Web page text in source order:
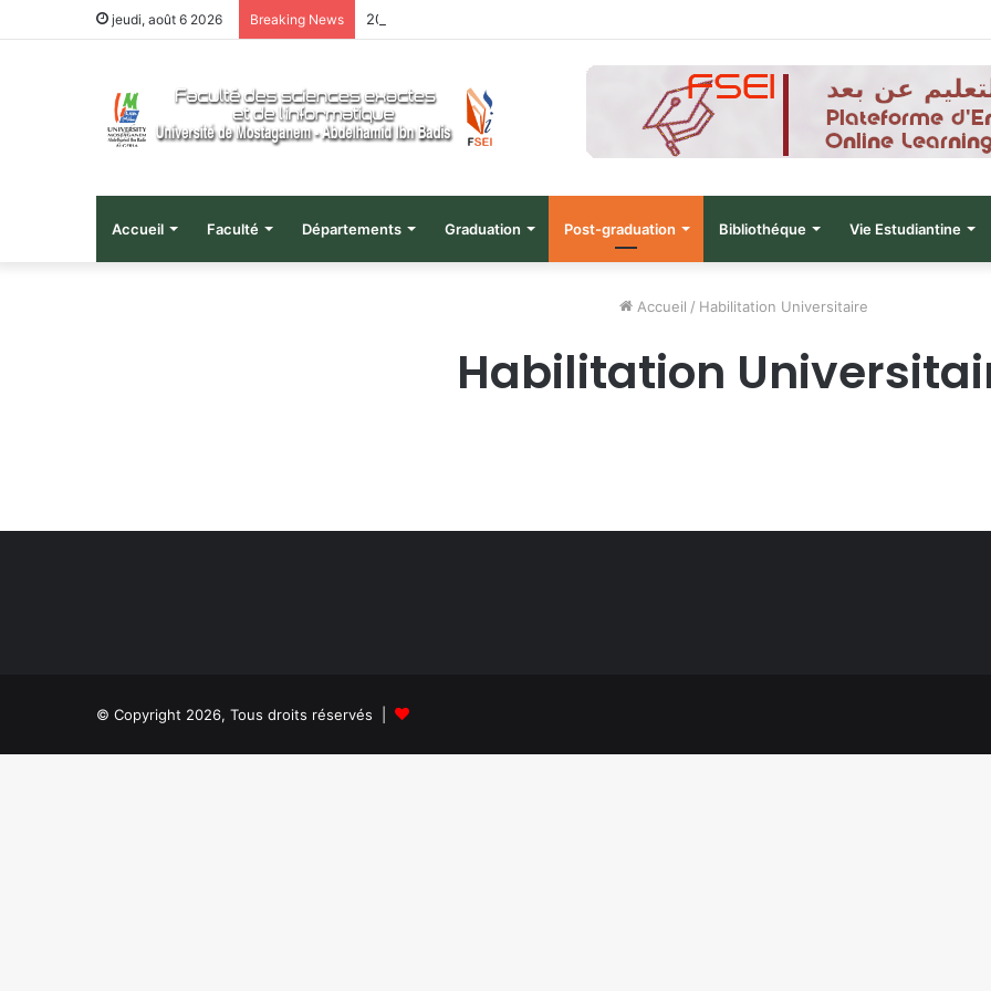
jeudi, août 6 2026 Breaking News
Accueil Faculté Départements Graduation Post-graduation Bibliothéque Vie Estudiantine
Accueil / Habilitation Universitaire
Habilitation
© Copyright 2026, Tous droits réservés |